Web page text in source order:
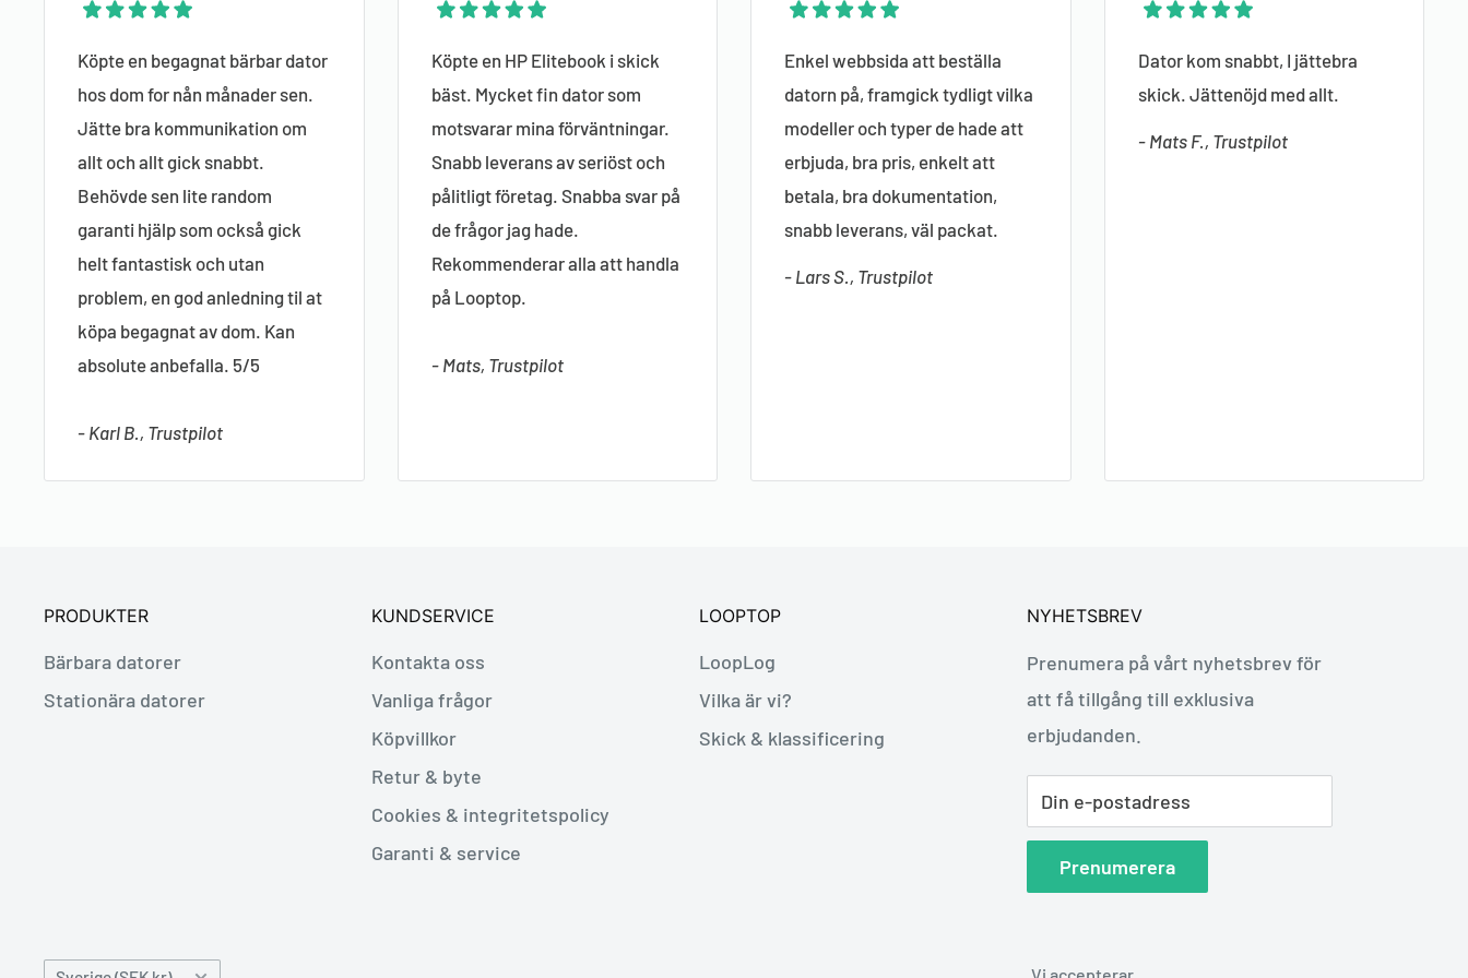
Köpte en begagnat bärbar dator
hos dom for nån månader sen.
Jätte bra kommunikation om
allt och allt gick snabbt.
Behövde sen lite random
garanti hjälp som också gick
helt fantastisk och utan
problem, en god anledning til at
köpa begagnat av dom. Kan
absolute anbefalla. 5/5
- Karl B., Trustpilot
Köpte en HP Elitebook i skick
bäst. Mycket fin dator som
motsvarar mina förväntningar.
Snabb leverans av seriöst och
pålitligt företag. Snabba svar på
de frågor jag hade.
Rekommenderar alla att handla
på Looptop.
- Mats, Trustpilot
Enkel webbsida att beställa
datorn på, framgick tydligt vilka
modeller och typer de hade att
erbjuda, bra pris, enkelt att
betala, bra dokumentation,
snabb leverans, väl packat.
- Lars S., Trustpilot
Dator kom snabbt, I jättebra
skick. Jättenöjd med allt.
- Mats F., Trustpilot
PRODUKTER
Bärbara datorer
Stationära datorer
KUNDSERVICE
Kontakta oss
Vanliga frågor
Köpvillkor
Retur & byte
Cookies & integritetspolicy
Garanti & service
LOOPTOP
LoopLog
Vilka är vi?
Skick & klassificering
NYHETSBREV
Prenumera på vårt nyhetsbrev för
att få tillgång till exklusiva
erbjudanden.
Din e-postadress
Prenumerera
Land/Region